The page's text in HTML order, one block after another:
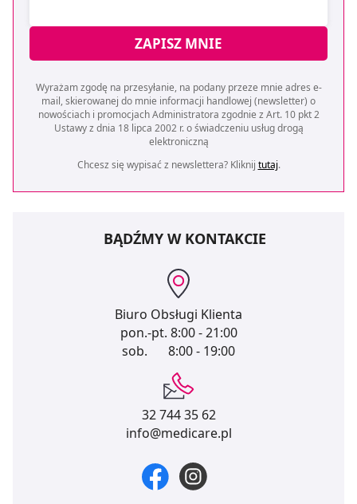
ZAPISZ MNIE
Wyrażam zgodę na przesyłanie, na podany przeze mnie adres e-
mail, skierowanej do mnie informacji handlowej (newsletter) o
nowościach i promocjach Administratora zgodnie z Art. 10 pkt 2
Ustawy z dnia 18 lipca 2002 r. o świadczeniu usług drogą
elektroniczną
Chcesz się wypisać z newslettera? Kliknij tutaj.
BĄDŹMY W KONTAKCIE
Biuro Obsługi Klienta
pon.-pt. 8:00 - 21:00
sob.
8:00 - 19:00
32 744 35 62
info@medicare.pl